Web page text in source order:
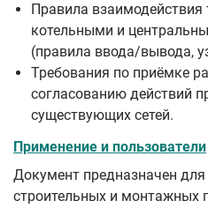
Правила взаимодействия
котельными и
(правила ввода/вывода,
Требования по приёмке
согласованию действий
существующих сетей.
Применение и пользователи
Документ предназначен
строительных и монтажных